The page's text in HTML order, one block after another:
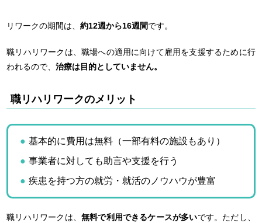
リワークの期間は、約12週から16週間です。
職リハリワークは、職場への適用に向けて雇用を支援するために行
われるので、治療は目的としていません。
職リハリワークのメリット
基本的に費用は無料（一部有料の施設もあり）
事業者に対しても助言や支援を行う
疾患を持つ方の就労・就活のノウハウが豊富
職リハリワークは、 無料で利用できるケースが多いです。ただし、